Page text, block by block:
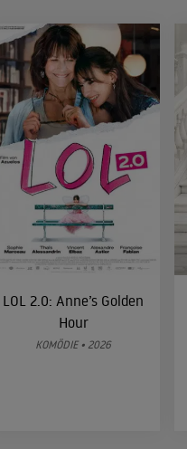
LOL 2.0: Anne’s Golden
Hour
KOMÖDIE • 2026